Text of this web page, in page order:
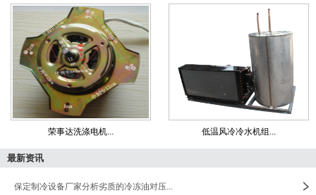
荣事达洗涤电机... 低温风冷冷水机组...
最新资讯
保定制冷设备厂家分析劣质的冷冻油对压...